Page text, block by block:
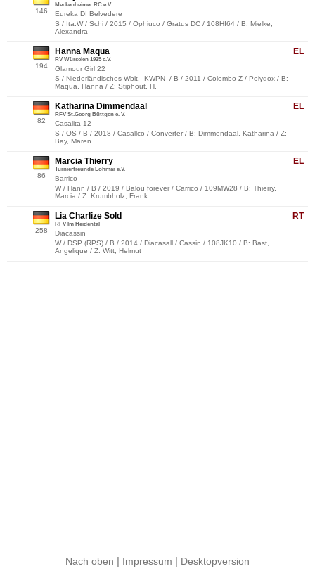
146
Meckenheimer RC e.V.
Eureka DI Belvedere
S / Ita.W / Schi / 2015 / Ophiuco / Gratus DC / 108HI64 / B: Mielke,
Alexandra
194
EL
Hanna Maqua
RV Würselen 1925 e.V.
Glamour Girl 22
S / Niederländisches Wblt. -KWPN- / B / 2011 / Colombo Z / Polydox / B:
Maqua, Hanna / Z: Stiphout, H.
82
EL
Katharina Dimmendaal
RFV St.Georg Büttgen e. V.
Casalita 12
S / OS / B / 2018 / Casallco / Converter / B: Dimmendaal, Katharina / Z:
Bay, Maren
86
EL
Marcia Thierry
Turnierfreunde Lohmar e.V.
Barrico
W / Hann / B / 2019 / Balou forever / Carrico / 109MW28 / B: Thierry,
Marcia / Z: Krumbholz, Frank
258
RT
Lia Charlize Sold
RFV Im Heidental
Diacassin
W / DSP (RPS) / B / 2014 / Diacasall / Cassin / 108JK10 / B: Bast,
Angelique / Z: Witt, Helmut
Nach oben | Impressum | Desktopversion